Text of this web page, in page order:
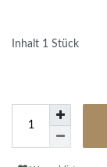
Inhalt 1 Stück